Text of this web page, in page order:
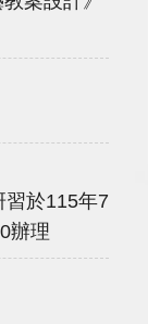
習於115年7
辦理